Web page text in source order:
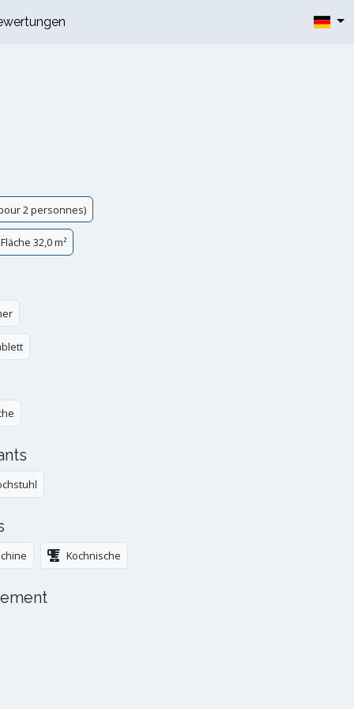
2 personnes)
Fläche 32,0 m²
Kochnische